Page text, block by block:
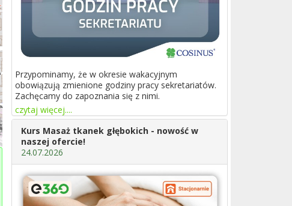
Przypominamy, że w okresie wakacyjnym
obowiązują zmienione godziny pracy sekretariatów.
Zachęcamy do zapoznania się z nimi.
czytaj więcej....
Kurs Masaż tkanek głębokich - nowość w
naszej ofercie!
24.07.2026